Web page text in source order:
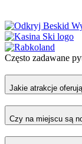
Często zadawane
Jakie atrakcje
Czy na miejscu są